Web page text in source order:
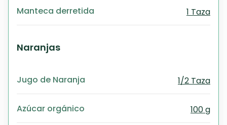
Manteca derretida 1 Taza
Naranjas
Jugo de Naranja 1/2 Taza
Azúcar orgánico 100 g